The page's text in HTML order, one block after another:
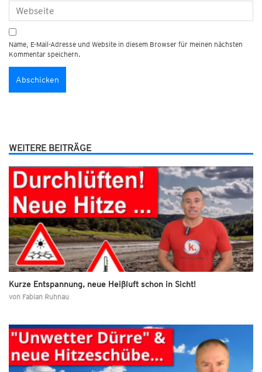
Name, E-Mail-Adresse und Website in diesem Browser für meinen nächsten
Kommentar speichern.
WEITERE BEITRÄGE
Kurze Entspannung, neue Heißluft schon in Sicht!
von Fabian Ruhnau